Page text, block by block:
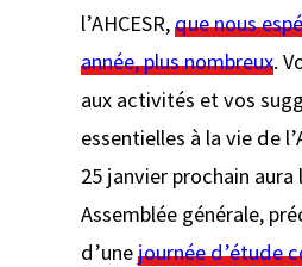
l’AHCESR,que nous
année, plus nombreux.
aux activités et vos
essentielles à la vie de
25 janvier prochain aura
Assemblée générale,
d’unejournée d’étude